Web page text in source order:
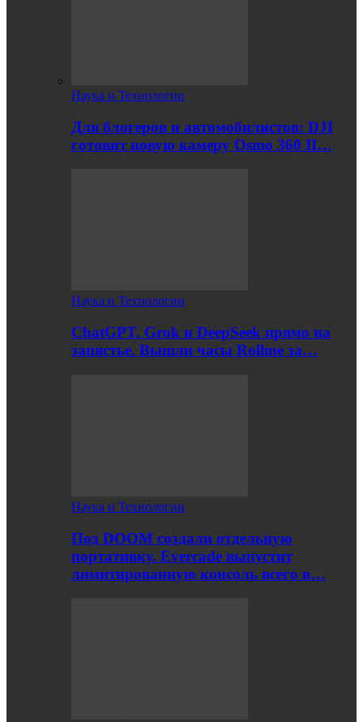
Наука и Технологии
Для блогеров и автомобилистов: DJI
готовит новую камеру Osmo 360 II…
Наука и Технологии
ChatGPT, Grok и DeepSeek прямо на
запястье. Вышли часы Rollme за…
Наука и Технологии
Под DOOM создали отдельную
портативку. Evercade выпустит
лимитированную консоль всего в…